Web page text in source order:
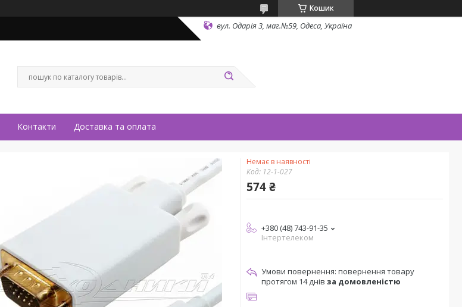
Кошик
вул. Одарiя 3, маг.№59, Одеса, Україна
Контакти Доставка та оплата
Немає в наявності
Код: 12-1-027
574 ₴
+380 (48) 743-91-35
Інтертелеком
повернення товару
протягом 14 днів за домовленістю